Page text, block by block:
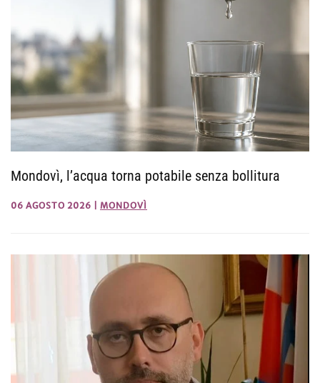
Mondovì, l’acqua torna potabile senza bollitura
06 AGOSTO 2026 MONDOVÌ